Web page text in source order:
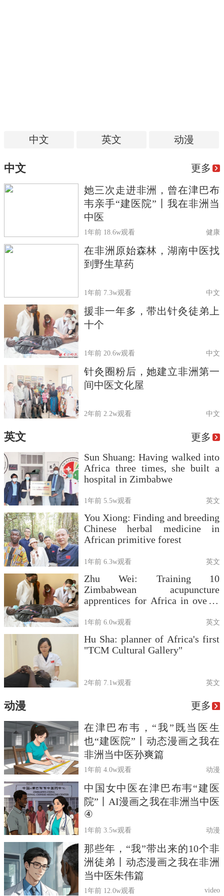
中文 英文 动漫
中文 更多
她三次走进非洲，曾在津巴布
韦亲手“建医院”丨我在非洲当
中医
1年前 18.6w观看 健康
在非洲原始森林，湖南中医找
到野生草药
1年前 7.3w观看 中文
援非一年多，带出针灸徒弟上
十个
1年前 20.6w观看 中文
针灸圈粉后，她建立非洲第一
间中医文化屋
2年前 2.2w观看 中文
英文
更多
Sun Shuang: Having walked into
Africa three times, she built a
hospital in Zimbabwe
1年前 5.5w观看 英文
You Xiong: Finding and breeding
Chinese herbal medicine in
African primitive forest
1年前 6.3w观看 英文
Zhu Wei: Training 10
Zimbabwean acupuncture
apprentices for Africa in over 1
1年前 6.0w观看 英文
Hu Sha: planner of Africa's first
"TCM Cultural Gallery"
2年前 7.1w观看 英文
动漫 更多
在津巴布韦，“我”既当医生
也“建医院”丨动态漫画之我在
非洲当中医孙爽篇
1年前 4.0w观看 动漫
中国女中医在津巴布韦“建医
院”丨AI漫画之我在非洲当中医
④
1年前 3.5w观看 动漫
那些年，“我”带出来的10个非
洲徒弟丨动态漫画之我在非洲
当中医朱伟篇
1年前 12.0w观看 video